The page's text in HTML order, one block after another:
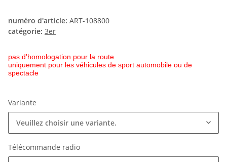
numéro d'article: ART-108800
catégorie: 3er
pas d'homologation pour la route
uniquement pour les véhicules de sport automobile ou de
spectacle
Variante
Veuillez choisir une variante.
Télécommande radio